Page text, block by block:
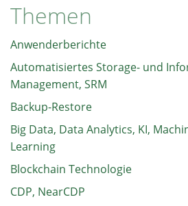
Themen
Anwenderberichte
Automatisiertes Storage- und
Management, SRM
Backup-Restore
Big Data, Data Analytics, KI,
Learning
Blockchain Technologie
CDP, NearCDP